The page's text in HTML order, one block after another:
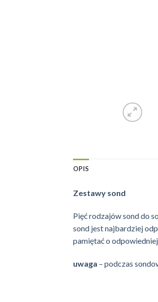
OPIS
Zestawy sond
Pięć rodzajów sond do
sond jest najbardziej
pamiętać o
uwaga – podczas